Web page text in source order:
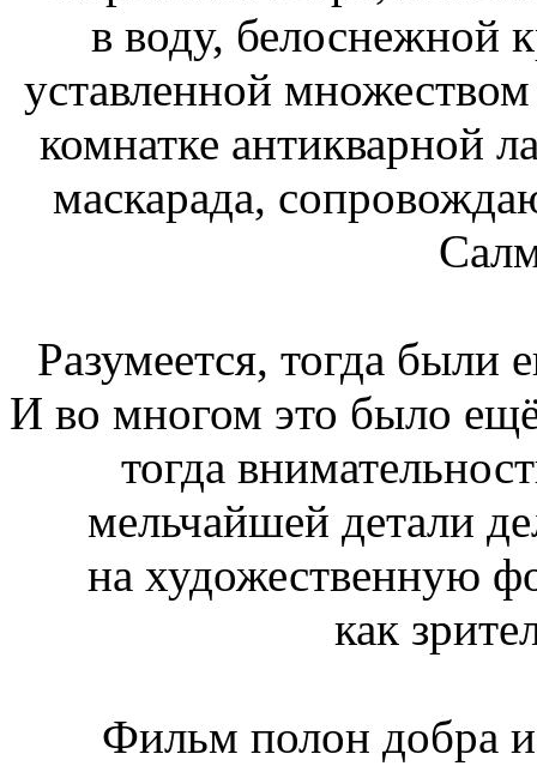
в воду, белоснежной
уставленной
комнатке антикварной
маскарада,
Разумеется, тогда были
И во многом это было
тогда
мельчайшей детали
на художественную
как
Фильм полон добра